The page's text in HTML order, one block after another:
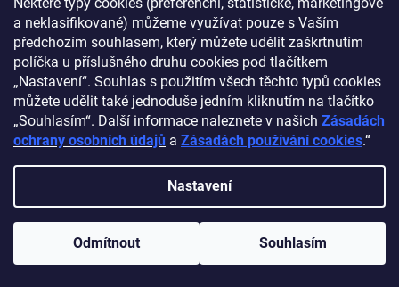
a neklasifikované) můžeme využívat pouze s Vaším
předchozím souhlasem, který můžete udělit zaškrtnutím
políčka u příslušného druhu cookies pod tlačítkem
„Nastavení“. Souhlas s použitím všech těchto typů cookies
můžete udělit také jednoduše jedním kliknutím na tlačítko
„Souhlasím“. Další informace naleznete v našich Zásadách
ochrany osobních údajů a Zásadách používání cookies.“
Nastavení
Odmítnout Souhlasím
–48 %